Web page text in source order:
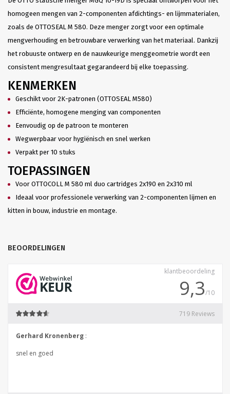
homogeen mengen van 2-componenten afdichtings- en lijmmaterialen,
zoals de OTTOSEAL M 580. Deze menger zorgt voor een optimale
mengverhouding en betrouwbare verwerking van het materiaal. Dankzij
het robuuste ontwerp en de nauwkeurige menggeometrie wordt een
consistent mengresultaat gegarandeerd bij elke toepassing.
KENMERKEN
Geschikt voor 2K-patronen (OTTOSEAL M580)
Efficiënte, homogene menging van componenten
Eenvoudig op de patroon te monteren
Wegwerpbaar voor hygiënisch en snel werken
Verpakt per 10 stuks
TOEPASSINGEN
Voor OTTOCOLL M 580 ml duo cartridges 2x190 en 2x310 ml
Ideaal voor professionele verwerking van 2-componenten lijmen en
kitten in bouw, industrie en montage.
BEOORDELINGEN